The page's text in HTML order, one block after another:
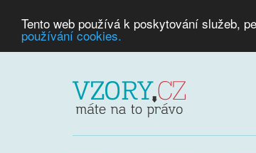
Tento web používá k poskytování služeb,
používání cookies.